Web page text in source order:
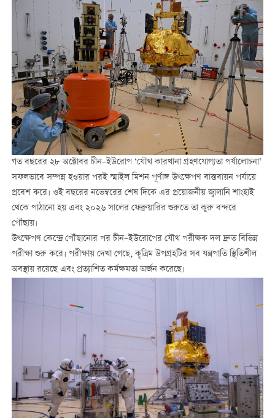
গত বছরের ২৮ অক্টোবর চীন–ইউরোপ ‘যৌথ কারখানা গ্রহণযোগ্যতা পর্যালোচনা’
সফলভাবে সম্পন্ন হওয়ার পরই স্মাইল মিশন পূর্ণাঙ্গ উৎক্ষেপণ বাস্তবায়ন পর্যায়ে
প্রবেশ করে। ওই বছরের নভেম্বরের শেষ দিকে এর প্রয়োজনীয় জ্বালানি শাংহাই
থেকে পাঠানো হয় এবং ২০২৬ সালের ফেব্রুয়ারির শুরুতে তা কুরু বন্দরে
পৌঁছায়।
উৎক্ষেপণ কেন্দ্রে পৌঁছানোর পর চীন–ইউরোপের যৌথ পরীক্ষক দল দ্রুত বিভিন্ন
পরীক্ষা শুরু করে। পরীক্ষায় দেখা গেছে, কৃত্রিম উপগ্রহটির সব যন্ত্রপাতি স্থিতিশীল
অবস্থায় রয়েছে এবং প্রত্যাশিত কর্মক্ষমতা অর্জন করেছে।